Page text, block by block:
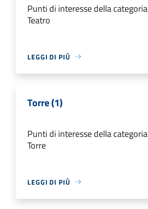
Punti di interesse della categoria
Teatro
LEGGI DI PIÙ
Torre (1)
Punti di interesse della categoria
Torre
LEGGI DI PIÙ